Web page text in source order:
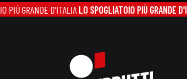
D'ITALIALO SPOGLIATOIO PIÙ GRANDE D'ITALIALO